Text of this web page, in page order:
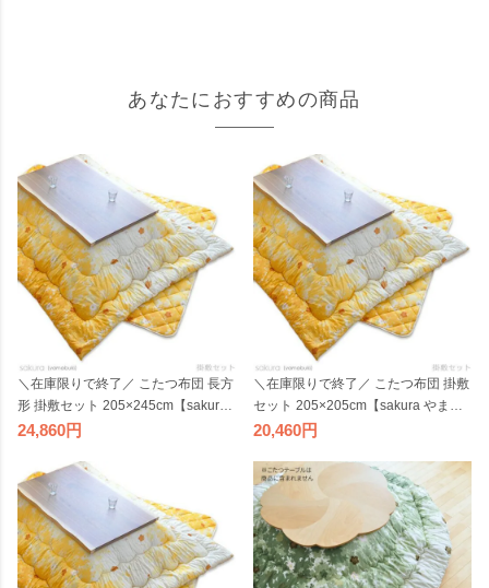
あなたにおすすめの商品
＼在庫限りで終了／ こたつ布団 長方
形 掛敷セット 205×245cm【sakura
やまぶき セット 】こたつ掛け布団
エロー 国産 日本製 ビッグモリーズ
24,860
＼在庫限りで終了／ こたつ布団 掛敷
セット 205×205cm【sakura やまぶ
き セット 】正方形 掛桜 こたつ掛け
団 イエロー 国産 日本製 ビッグモリ
ーズ
20,460